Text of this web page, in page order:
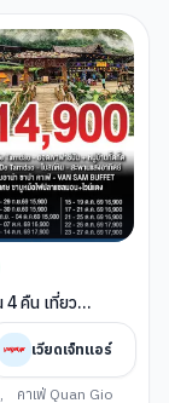
เวียดเจ็ทแอร์
,
คาเฟ่ Quan Gio